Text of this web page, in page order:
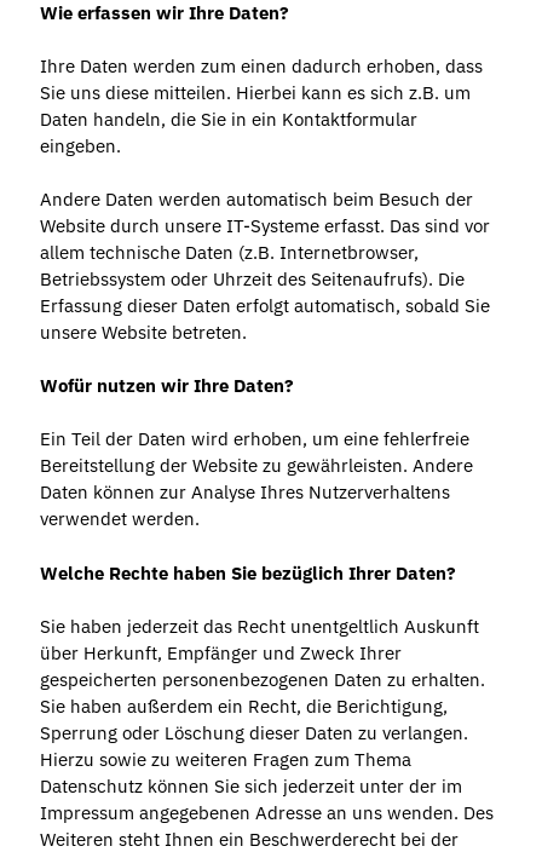
Wie erfassen wir Ihre Daten?
Ihre Daten werden zum einen dadurch erhoben, dass
Sie uns diese mitteilen. Hierbei kann es sich z.B. um
Daten handeln, die Sie in ein Kontaktformular
eingeben.
Andere Daten werden automatisch beim Besuch der
Website durch unsere IT-Systeme erfasst. Das sind vor
allem technische Daten (z.B. Internetbrowser,
Betriebssystem oder Uhrzeit des Seitenaufrufs). Die
Erfassung dieser Daten erfolgt automatisch, sobald Sie
unsere Website betreten.
Wofür nutzen wir Ihre Daten?
Ein Teil der Daten wird erhoben, um eine fehlerfreie
Bereitstellung der Website zu gewährleisten. Andere
Daten können zur Analyse Ihres Nutzerverhaltens
verwendet werden.
Welche Rechte haben Sie bezüglich Ihrer Daten?
Sie haben jederzeit das Recht unentgeltlich Auskunft
über Herkunft, Empfänger und Zweck Ihrer
gespeicherten personenbezogenen Daten zu erhalten.
Sie haben außerdem ein Recht, die Berichtigung,
Sperrung oder Löschung dieser Daten zu verlangen.
Hierzu sowie zu weiteren Fragen zum Thema
Datenschutz können Sie sich jederzeit unter der im
Impressum angegebenen Adresse an uns wenden. Des
Weiteren steht Ihnen ein Beschwerderecht bei der